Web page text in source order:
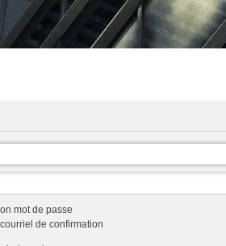
mot de passe
de confirmation